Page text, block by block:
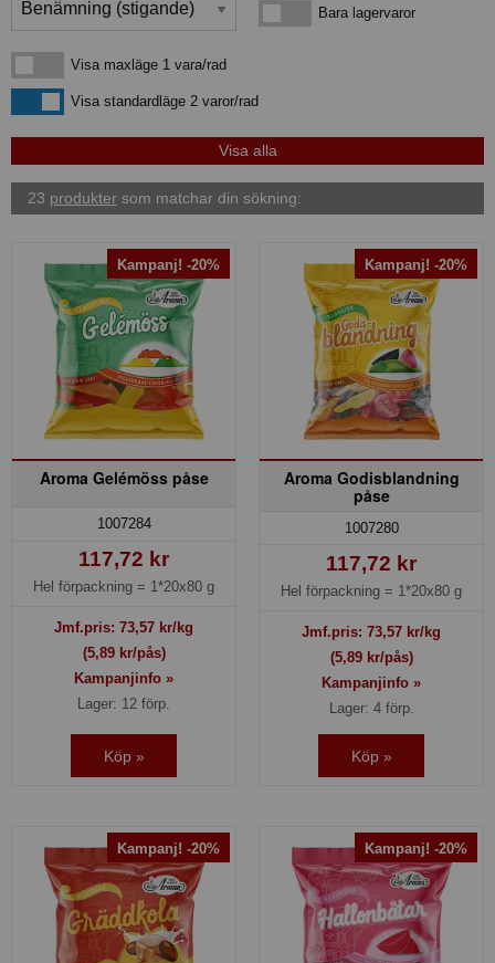
Bara lagervarorBara lagervaror
Visa maxläge 1 vara/rad
Visa maxläge 1 vara/rad
Visa standardlägeVisa standardläge 2 varor/rad
23 produkter som matchar din sökning:
Kampanj! -20%
Aroma Gelémöss påse
1007284
117,72 kr
Hel förpackning = 1*20x80 g
Jmf.pris: 73,57 kr/kg
(5,89 kr/pås)
Kampanjinfo »
Lager: 12 förp.
Köp »
Kampanj! -20%
Aroma Godisblandning
påse
1007280
117,72 kr
Hel förpackning = 1*20x80 g
Jmf.pris: 73,57 kr/kg
(5,89 kr/pås)
Kampanjinfo »
Lager: 4 förp.
Köp »
Kampanj! -20% Kampanj! -20%